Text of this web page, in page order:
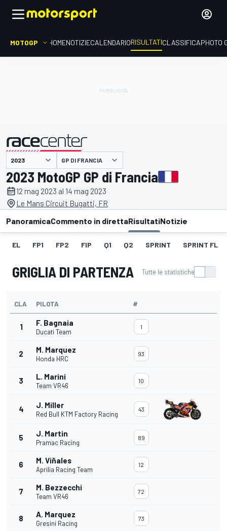
MOTOGP HOMENOTIZIECALENDARIORISULTATICLASSIFICAPHOTO
presentato da GP DI FRANCIA
2023 MotoGP GP di Francia
12 mag 2023 al 14 mag 2023
Le Mans Circuit Bugatti, FR
PanoramicaCommento in direttaRisultatiNotizie
EL FP1 FP2 FIP Q1 Q2 SPRINT SPRINT FL
GRIGLIA DI PARTENZA Tutte le statistiche
CLA PILOTA #
1 F. Bagnaia
Ducati Team
1
2 M. Marquez
Honda HRC
93
3 L. Marini
Team VR46
10
4 J. Miller
Red Bull KTM Factory Racing
43
5 J. Martin
Pramac Racing
89
6 M. Viñales
Aprilia Racing Team
12
7 M. Bezzecchi
Team VR46
72
8 A. Marquez
Gresini Racing
73